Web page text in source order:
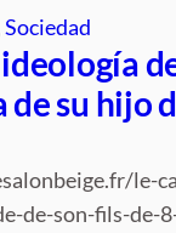
Sociedad
su hijo
le-
de-son-fils-de-